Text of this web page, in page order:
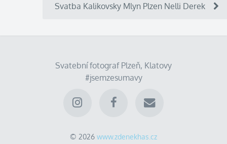
Svatba Kalikovsky Mlyn Plzen Nelli Derek
Svatební fotograf Plzeň, Klatovy
#jsemzesumavy
© 2026 www.zdenekhas.cz